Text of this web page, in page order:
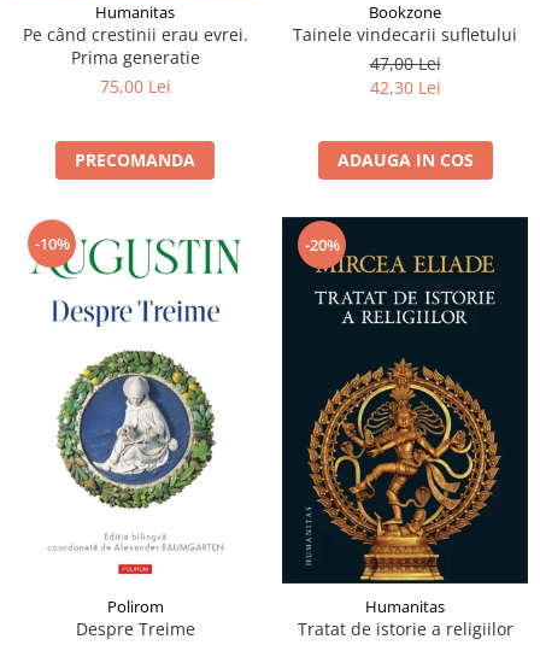
Humanitas
Pe când crestinii erau evrei.
Prima generatie
75,00 Lei
PRECOMANDA
Bookzone
Tainele vindecarii sufletului
47,00 Lei
42,30 Lei
ADAUGA IN COS
-10%
Polirom
Despre Treime
-20%
Humanitas
Tratat de istorie a religiilor